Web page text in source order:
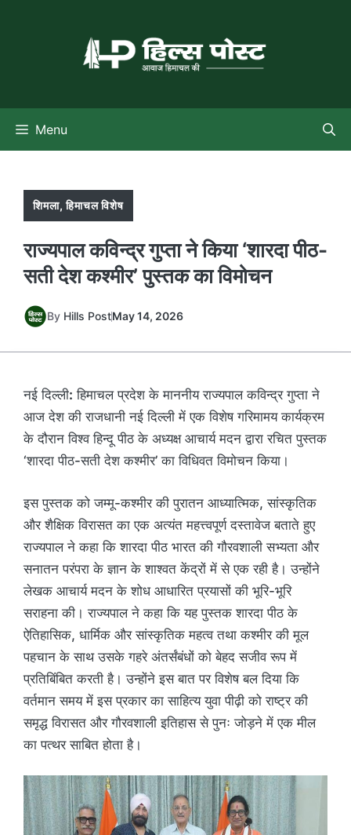
Menu
शिमला,हिमाचल विशेष
राज्यपाल कविन्द्र गुप्ता ने किया ‘शारदा पीठ-
सती देश कश्मीर’ पुस्तक का विमोचन
By Hills PostMay 14, 2026
नई दिल्ली: हिमाचल प्रदेश के माननीय राज्यपाल कविन्द्र गुप्ता ने
आज देश की राजधानी नई दिल्ली में एक विशेष गरिमामय कार्यक्रम
के दौरान विश्व हिन्दू पीठ के अध्यक्ष आचार्य मदन द्वारा रचित पुस्तक
‘शारदा पीठ-सती देश कश्मीर’ का विधिवत विमोचन किया।
इस पुस्तक को जम्मू-कश्मीर की पुरातन आध्यात्मिक, सांस्कृतिक
और शैक्षिक विरासत का एक अत्यंत महत्त्वपूर्ण दस्तावेज बताते हुए
राज्यपाल ने कहा कि शारदा पीठ भारत की गौरवशाली सभ्यता और
सनातन परंपरा के ज्ञान के शाश्वत केंद्रों में से एक रही है। उन्होंने
लेखक आचार्य मदन के शोध आधारित प्रयासों की भूरि-भूरि
सराहना की। राज्यपाल ने कहा कि यह पुस्तक शारदा पीठ के
ऐतिहासिक, धार्मिक और सांस्कृतिक महत्व तथा कश्मीर की मूल
पहचान के साथ उसके गहरे अंतर्संबंधों को बेहद सजीव रूप में
प्रतिबिंबित करती है। उन्होंने इस बात पर विशेष बल दिया कि
वर्तमान समय में इस प्रकार का साहित्य युवा पीढ़ी को राष्ट्र की
समृद्ध विरासत और गौरवशाली इतिहास से पुनः जोड़ने में एक मील
का पत्थर साबित होता है।